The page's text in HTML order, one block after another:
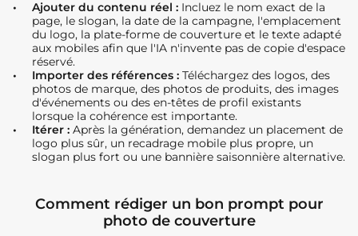
Ajouter du contenu réel : Incluez le nom exact de la
page, le slogan, la date de la campagne, l'emplacement
du logo, la plate-forme de couverture et le texte adapté
aux mobiles afin que l'IA n'invente pas de copie d'espace
réservé.
Importer des références : Téléchargez des logos, des
photos de marque, des photos de produits, des images
d'événements ou des en-têtes de profil existants
lorsque la cohérence est importante.
Itérer : Après la génération, demandez un placement de
logo plus sûr, un recadrage mobile plus propre, un
slogan plus fort ou une bannière saisonnière alternative.
Comment rédiger un bon prompt pour
photo de couverture